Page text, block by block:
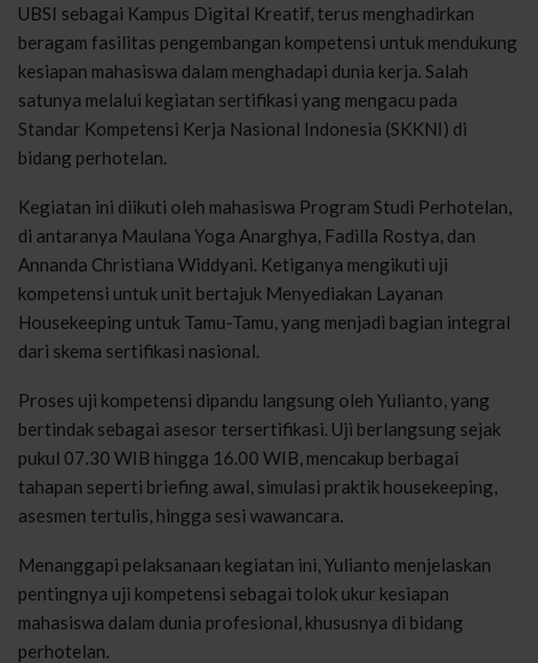
UBSI sebagai Kampus Digital Kreatif, terus menghadirkan
beragam fasilitas pengembangan kompetensi untuk mendukung
kesiapan mahasiswa dalam menghadapi dunia kerja. Salah
satunya melalui kegiatan sertifikasi yang mengacu pada
Standar Kompetensi Kerja Nasional Indonesia (SKKNI) di
bidang perhotelan.
Kegiatan ini diikuti oleh mahasiswa Program Studi Perhotelan,
di antaranya Maulana Yoga Anarghya, Fadilla Rostya, dan
Annanda Christiana Widdyani. Ketiganya mengikuti uji
kompetensi untuk unit bertajuk Menyediakan Layanan
Housekeeping untuk Tamu-Tamu, yang menjadi bagian integral
dari skema sertifikasi nasional.
Proses uji kompetensi dipandu langsung oleh Yulianto, yang
bertindak sebagai asesor tersertifikasi. Uji berlangsung sejak
pukul 07.30 WIB hingga 16.00 WIB, mencakup berbagai
tahapan seperti briefing awal, simulasi praktik housekeeping,
asesmen tertulis, hingga sesi wawancara.
Menanggapi pelaksanaan kegiatan ini, Yulianto menjelaskan
pentingnya uji kompetensi sebagai tolok ukur kesiapan
mahasiswa dalam dunia profesional, khususnya di bidang
perhotelan.